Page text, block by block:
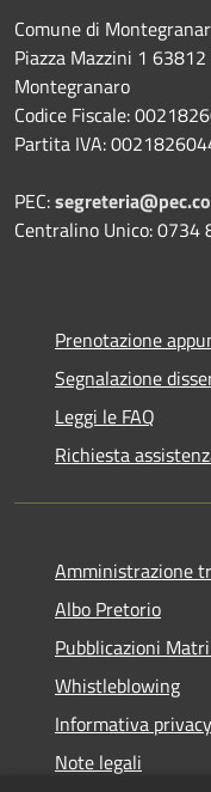
Comune di
Piazza Mazzini 1
Montegranaro
Codice Fiscale:
Partita IVA:
PEC:
Centralino Unico: 0734
Prenotazione
Segnalazione
Leggi le FAQ
Richiesta
Amministrazione
Albo Pretorio
Pubblicazioni
Whistleblowing
Informativa privacy
Note legali